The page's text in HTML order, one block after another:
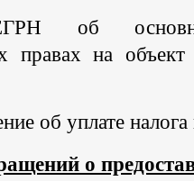
об
правах на
об уплате
о